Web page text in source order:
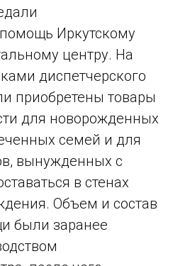
Иркутскому
центру. На
диспетчерского
приобретены товары
для новорожденных
семей и для
вынужденных с
в стенах
Объем и состав
были заранее